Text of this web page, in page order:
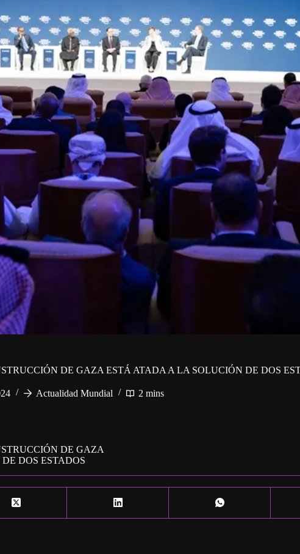
DE GAZA ESTÁ ATADA A LA SOLUCIÓN DE DOS
Actualidad Mundial 2 mins
DE GAZA
DOS ESTADOS